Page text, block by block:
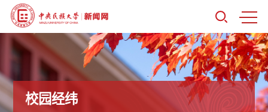
校园经纬